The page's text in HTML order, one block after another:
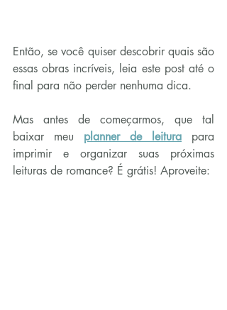
Então, se você quiser descobrir quais são
essas obras incríveis, leia este post até o
final para não perder nenhuma dica.
Mas antes de começarmos, que tal
baixar meu planner de leitura para
imprimir e organizar suas próximas
leituras de romance? É grátis! Aproveite: